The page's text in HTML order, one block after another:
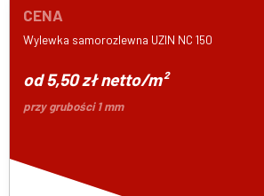
CENA
Wylewka samorozlewna UZIN NC 150
od 5,50 zł netto/m²
przy grubości 1 mm